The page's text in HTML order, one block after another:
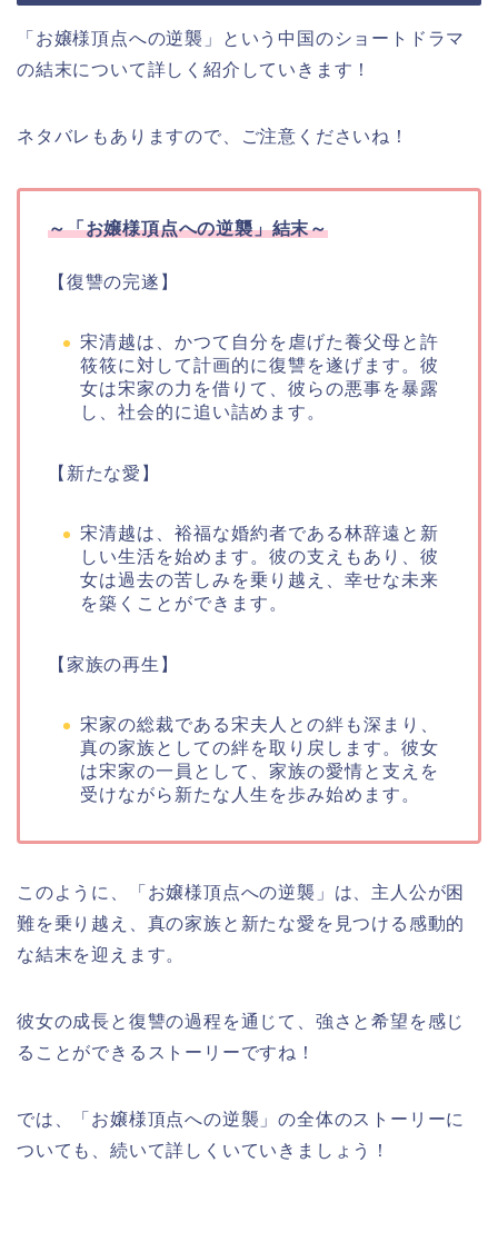
「お嬢様頂点への逆襲」という中国のショートドラマ
の結末について詳しく紹介していきます！
ネタバレもありますので、ご注意くださいね！
～「お嬢様頂点への逆襲」結末～
【復讐の完遂】
宋清越は、かつて自分を虐げた養父母と許
筱筱に対して計画的に復讐を遂げます。彼
女は宋家の力を借りて、彼らの悪事を暴露
し、社会的に追い詰めます。
【新たな愛】
宋清越は、裕福な婚約者である林辞遠と新
しい生活を始めます。彼の支えもあり、彼
女は過去の苦しみを乗り越え、幸せな未来
を築くことができます。
【家族の再生】
宋家の総裁である宋夫人との絆も深まり、
真の家族としての絆を取り戻します。彼女
は宋家の一員として、家族の愛情と支えを
受けながら新たな人生を歩み始めます。
このように、「お嬢様頂点への逆襲」は、主人公が困
難を乗り越え、真の家族と新たな愛を見つける感動的
な結末を迎えます。
彼女の成長と復讐の過程を通じて、強さと希望を感じ
ることができるストーリーですね！
では、「お嬢様頂点への逆襲」の全体のストーリーに
ついても、続いて詳しくいていきましょう！